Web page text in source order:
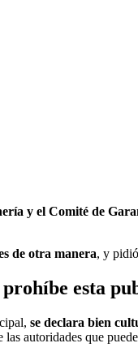
y el Comité de
de otra manera, y
prohíbe esta
se declara bien
autoridades que